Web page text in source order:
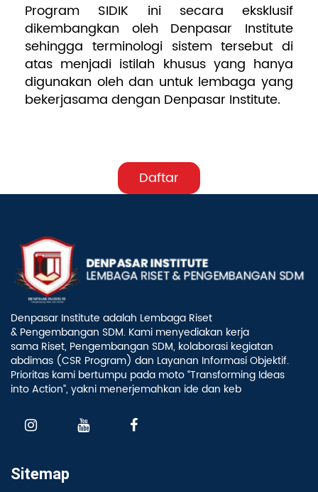
Program SIDIK ini secara eksklusif
dikembangkan oleh Denpasar Institute
sehingga terminologi sistem tersebut di
atas menjadi istilah khusus yang hanya
digunakan oleh dan untuk lembaga yang
bekerjasama dengan Denpasar Institute.
Daftar
Denpasar Institute adalah Lembaga Riset
& Pengembangan SDM. Kami menyediakan kerja
sama Riset, Pengembangan SDM, kolaborasi kegiatan
abdimas (CSR Program) dan Layanan Informasi Objektif.
Prioritas kami bertumpu pada moto “Transforming Ideas
into Action”, yakni menerjemahkan ide dan keb
Sitemap